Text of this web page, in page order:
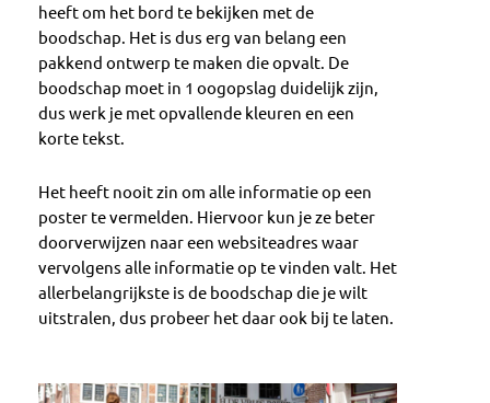
heeft om het bord te bekijken met de
boodschap. Het is dus erg van belang een
pakkend ontwerp te maken die opvalt. De
boodschap moet in 1 oogopslag duidelijk zijn,
dus werk je met opvallende kleuren en een
korte tekst.
Het heeft nooit zin om alle informatie op een
poster te vermelden. Hiervoor kun je ze beter
doorverwijzen naar een websiteadres waar
vervolgens alle informatie op te vinden valt. Het
allerbelangrijkste is de boodschap die je wilt
uitstralen, dus probeer het daar ook bij te laten.